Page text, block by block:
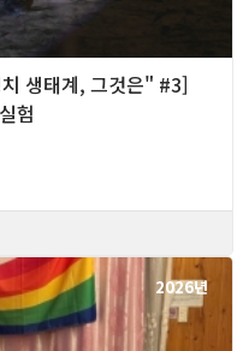
생태계, 그것은" #3]
험
2026년